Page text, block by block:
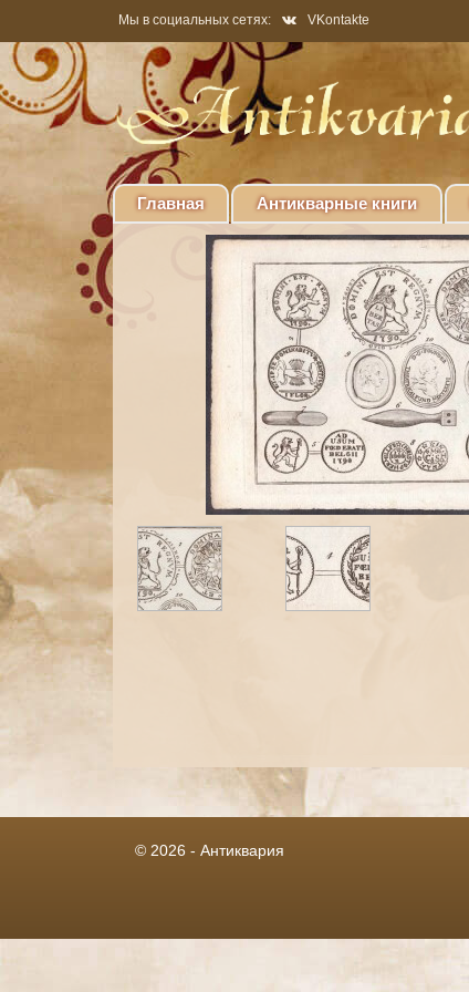
Мы в социальных сетях: VKontakte
Главная Антикварные книги
© 2026 - Антиквария